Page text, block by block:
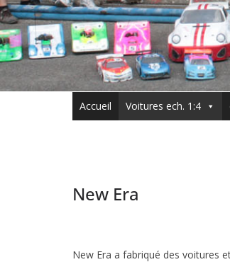
Accueil Voitures ech. 1:4
New Era
New Era a fabriqué des voitures